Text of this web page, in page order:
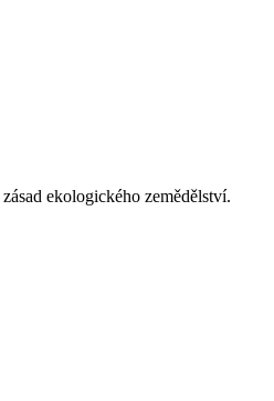
ekologického zemědělství.